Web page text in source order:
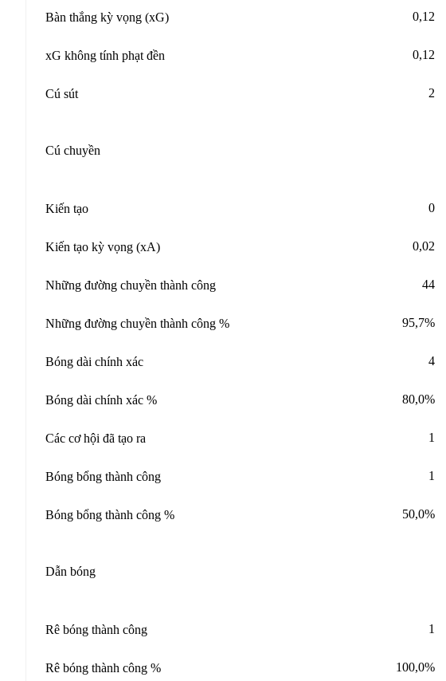
Bàn thắng kỳ vọng (xG) 0,12
xG không tính phạt đền 0,12
Cú sút 2
Cú chuyền
Kiến tạo 0
Kiến tạo kỳ vọng (xA) 0,02
Những đường chuyền thành công 44
Những đường chuyền thành công % 95,7%
Bóng dài chính xác 4
Bóng dài chính xác % 80,0%
Các cơ hội đã tạo ra 1
Bóng bổng thành công 1
Bóng bổng thành công % 50,0%
Dẫn bóng
Rê bóng thành công 1
Rê bóng thành công % 100,0%